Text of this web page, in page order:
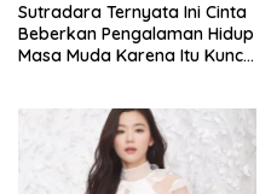
Sutradara Ternyata Ini Cinta
Beberkan Pengalaman Hidup
Masa Muda Karena Itu Kunci